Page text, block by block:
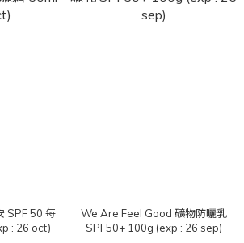
SPF 50 每
: 26 oct)
We Are Feel Good 礦物防曬乳
SPF50+ 100g (exp : 26 sep)